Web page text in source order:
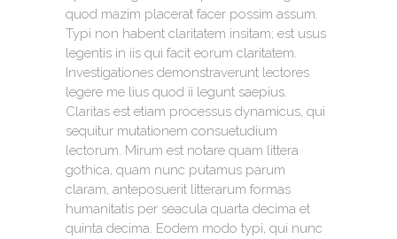
quod mazim placerat facer possim assum.
Typi non habent claritatem insitam; est usus
legentis in iis qui facit eorum claritatem.
Investigationes demonstraverunt lectores
legere me lius quod ii legunt saepius.
Claritas est etiam processus dynamicus, qui
sequitur mutationem consuetudium
lectorum. Mirum est notare quam littera
gothica, quam nunc putamus parum
claram, anteposuerit litterarum formas
humanitatis per seacula quarta decima et
quinta decima. Eodem modo typi, qui nunc